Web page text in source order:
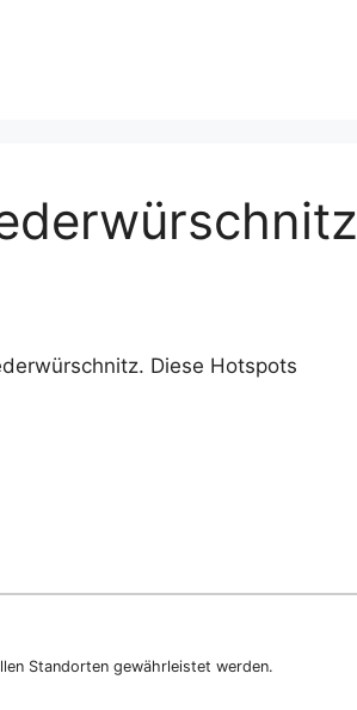
Diese Hotspots
Standorten gewährleistet werden.